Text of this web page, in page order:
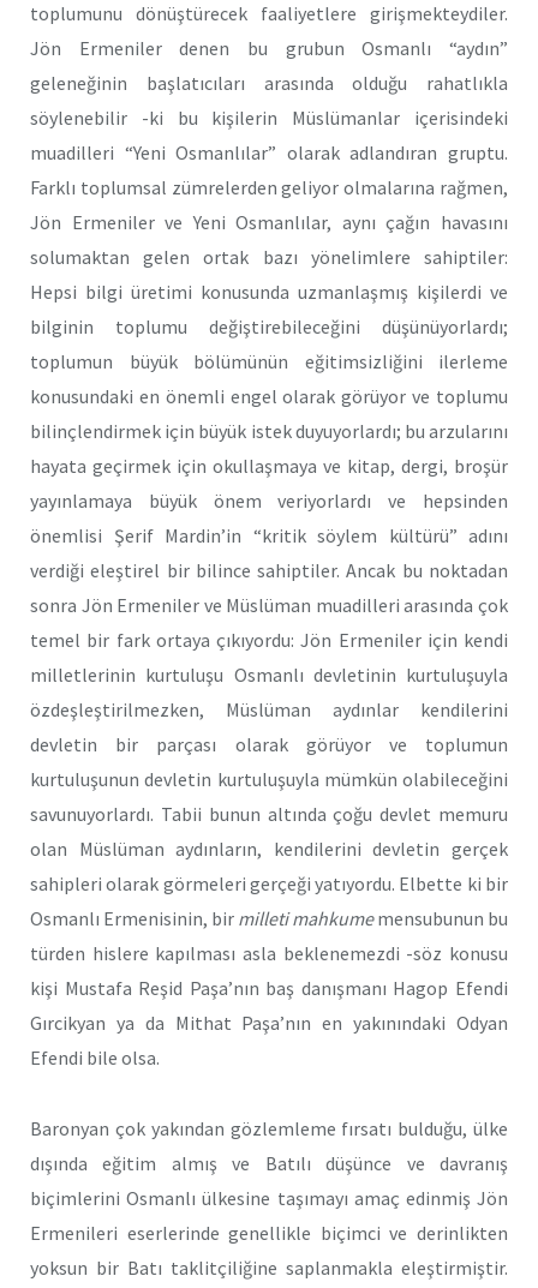
toplumunu dönüştürecek faaliyetlere girişmekteydiler.
Jön Ermeniler denen bu grubun Osmanlı “aydın”
geleneğinin başlatıcıları arasında olduğu rahatlıkla
söylenebilir -ki bu kişilerin Müslümanlar içerisindeki
muadilleri “Yeni Osmanlılar” olarak adlandıran gruptu.
Farklı toplumsal zümrelerden geliyor olmalarına rağmen,
Jön Ermeniler ve Yeni Osmanlılar, aynı çağın havasını
solumaktan gelen ortak bazı yönelimlere sahiptiler:
Hepsi bilgi üretimi konusunda uzmanlaşmış kişilerdi ve
bilginin toplumu değiştirebileceğini düşünüyorlardı;
toplumun büyük bölümünün eğitimsizliğini ilerleme
konusundaki en önemli engel olarak görüyor ve toplumu
bilinçlendirmek için büyük istek duyuyorlardı; bu arzularını
hayata geçirmek için okullaşmaya ve kitap, dergi, broşür
yayınlamaya büyük önem veriyorlardı ve hepsinden
önemlisi Şerif Mardin’in “kritik söylem kültürü” adını
verdiği eleştirel bir bilince sahiptiler. Ancak bu noktadan
sonra Jön Ermeniler ve Müslüman muadilleri arasında çok
temel bir fark ortaya çıkıyordu: Jön Ermeniler için kendi
milletlerinin kurtuluşu Osmanlı devletinin kurtuluşuyla
özdeşleştirilmezken, Müslüman aydınlar kendilerini
devletin bir parçası olarak görüyor ve toplumun
kurtuluşunun devletin kurtuluşuyla mümkün olabileceğini
savunuyorlardı. Tabii bunun altında çoğu devlet memuru
olan Müslüman aydınların, kendilerini devletin gerçek
sahipleri olarak görmeleri gerçeği yatıyordu. Elbette ki bir
Osmanlı Ermenisinin, bir milleti mahkumemensubunun bu
türden hislere kapılması asla beklenemezdi -söz konusu
kişi Mustafa Reşid Paşa’nın baş danışmanı Hagop Efendi
Gırcikyan ya da Mithat Paşa’nın en yakınındaki Odyan
Efendi bile olsa.
Baronyan çok yakından gözlemleme fırsatı bulduğu, ülke
dışında eğitim almış ve Batılı düşünce ve davranış
biçimlerini Osmanlı ülkesine taşımayı amaç edinmiş Jön
Ermenileri eserlerinde genellikle biçimci ve derinlikten
yoksun bir Batı taklitçiliğine saplanmakla eleştirmiştir.